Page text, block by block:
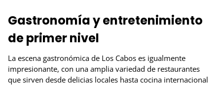
Gastronomía y entretenimiento
de primer nivel
La escena gastronómica de Los Cabos es igualmente
impresionante, con una amplia variedad de restaurantes
que sirven desde delicias locales hasta cocina internacional